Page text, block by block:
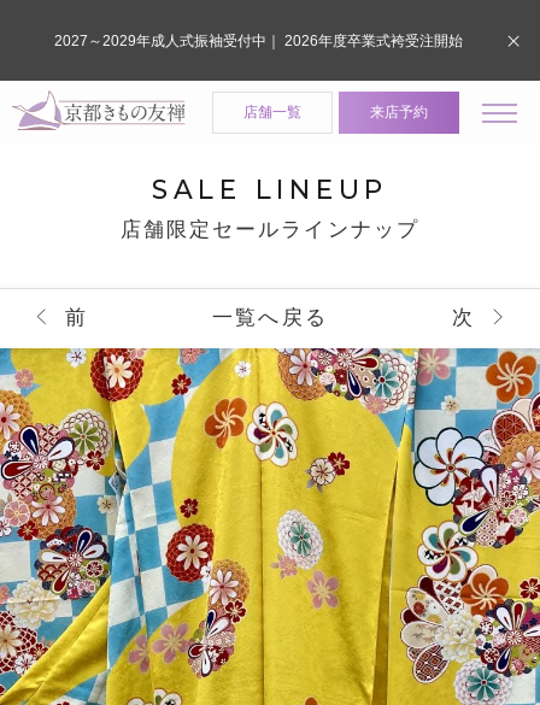
店舗一覧 来店予約
SALE LINEUP
店舗限定セールラインナップ
前 一覧へ戻る 次
2027～2029年成人式振袖受付中｜ 2026年度卒業式袴受注開始